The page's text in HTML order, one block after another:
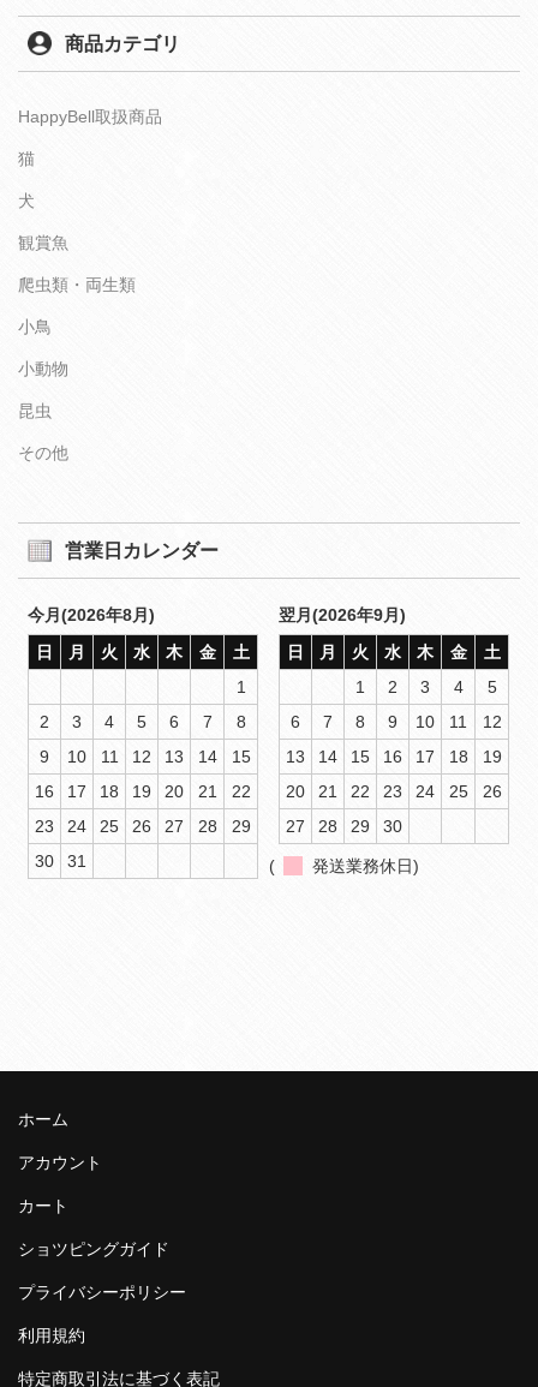
商品カテゴリ
HappyBell取扱商品
猫
犬
観賞魚
爬虫類・両生類
小鳥
小動物
昆虫
その他
営業日カレンダー
今月(2026年8月)
日
月 火 水 木 金
土
1
2
3 4 5 6 7
8
9
10 11 12 13 14
15
16
17 18 19 20 21
22
23
24 25 26 27 28
29
30
31
翌月(2026年9月)
日
月 火 水 木 金
土
1
2 3 4
5
6
7 8 9 10 11
12
13
14 15 16 17 18
19
20
21 22 23 24 25
26
27
28 29 30
( 発送業務休日)
ホーム
アカウント
カート
ショツピングガイド
プライバシーポリシー
利用規約
特定商取引法に基づく表記